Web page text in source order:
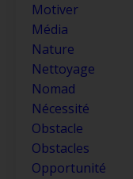
Motiver
Média
Nature
Nettoyage
Nomad
Nécessité
Obstacle
Obstacles
Opportunité